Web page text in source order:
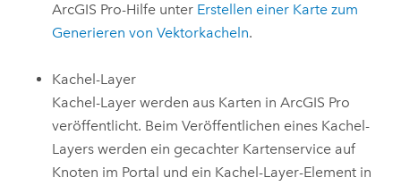
ArcGIS Pro-Hilfe unter Erstellen einer Karte zum
Generieren von Vektorkacheln.
Kachel-Layer
Kachel-Layer werden aus Karten inArcGIS Pro
veröffentlicht. Beim Veröffentlichen eines Kachel-
Layers werden ein gecachter Kartenservice auf
Knoten im Portal und ein Kachel-Layer-Element in